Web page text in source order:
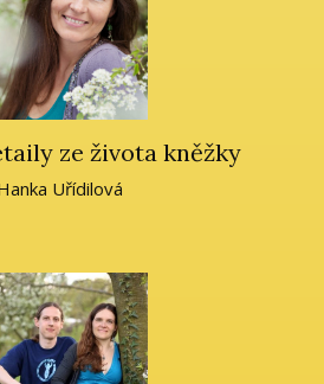
ze života kněžky
Uřídilová